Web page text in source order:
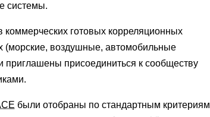
системы.
готовых корреляционных
(морские, воздушные, автомобильные
присоединиться к сообществу
были отобраны по стандартным критериям